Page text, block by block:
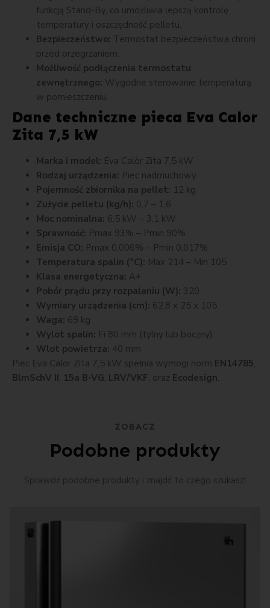
funkcją Stand-By, co umożliwia lepszą kontrolę
temperatury i oszczędność pelletu.
Bezpieczeństwo: Termostat bezpieczeństwa chroni
przed przegrzaniem.
Możliwość podłączenia termostatu
zewnętrznego: Wygodne sterowanie temperaturą
w pomieszczeniu.
Dane techniczne pieca Eva Calor
Zita 7,5 kW
Marka i model: Eva Calòr Zita 7,5 kW
Rodzaj urządzenia: Piec nadmuchowy
Pojemność zbiornika na pellet: 12 kg
Zużycie pelletu (kg/h): 0,7 – 1,6
Moc nominalna: 6,5 kW – 3,1 kW
Sprawność: Pmax 93% – Pmin 90%
Emisja CO: Pmax 0,006% – Pmin 0,017%
Temperatura spalin (°C): Max 214 – Min 105
Klasa energetyczna: A+
Pobór prądu przy rozpalaniu (W): 320
Wymiary urządzenia (cm): 62,8 x 25 x 105
Waga: 69 kg
Wylot spalin: Fi 80 mm (tylny lub boczny)
Wlot powietrza: 40 mm
Piec Eva Calor Zita 7,5 kW spełnia wymogi norm EN14785,
BlmSchV II, 15a B-VG, LRV/VKF, oraz Ecodesign.
ZOBACZ
Podobne produkty
Sprawdź podobne produkty i znajdź to czego szukasz!